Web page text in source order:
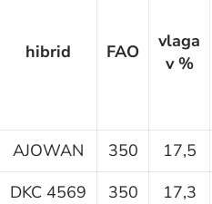
hibrid FAO
vlaga
v %
AJOWAN 350 17,5
DKC 4569
350 17,3